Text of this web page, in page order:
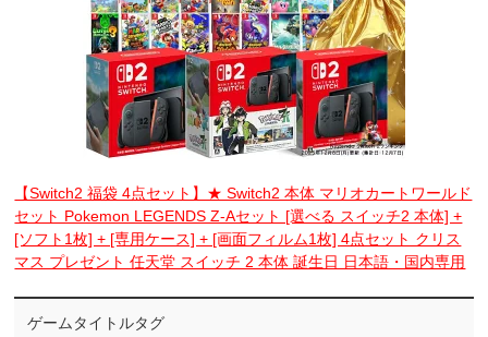
【Switch2 福袋 4点セット】★ Switch2 本体 マリオカートワールド
セット Pokemon LEGENDS Z-Aセット [選べる スイッチ2 本体] +
[ソフト1枚] + [専用ケース] + [画面フィルム1枚] 4点セット クリス
マス プレゼント 任天堂 スイッチ 2 本体 誕生日 日本語・国内専用
ゲームタイトルタグ